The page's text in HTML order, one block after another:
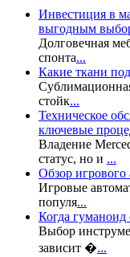
Инвестиция в
выгодным
Долговечная
спонта...
Какие ткани
стойк...
Техническое
ключевые
Владение
статус, но и ...
Обзор игрового
Игровые
популя...
Когда гуманоид
Выбор
зависит �...